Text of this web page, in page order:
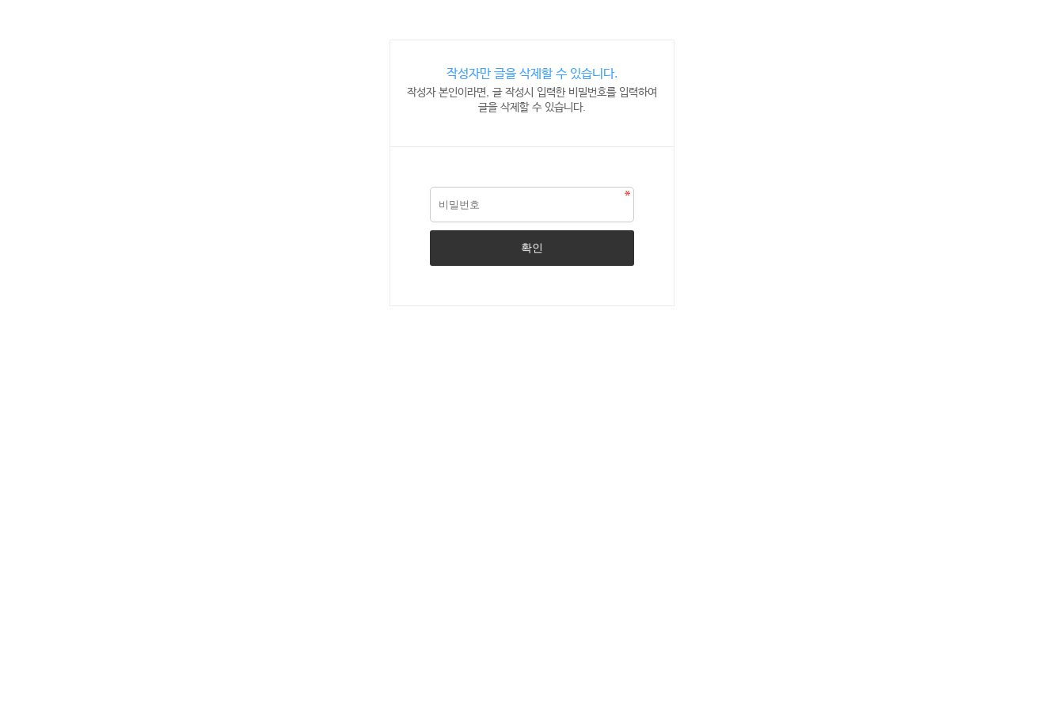
작성자만 글을 삭제할 수 있습니다.
작성자 본인이라면, 글 작성시 입력한 비밀번호를 입력하여
글을 삭제할 수 있습니다.